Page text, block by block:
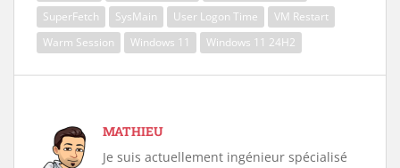
SuperFetch
SysMain User Logon Time
VM Restart
Warm Session
Windows 11 Windows 11 24H2
MATHIEU
Je suis actuellement ingénieur spécialisé